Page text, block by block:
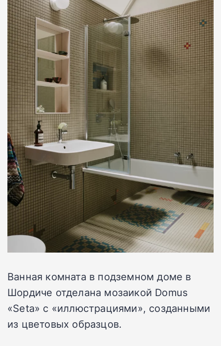
Ванная комната в подземном доме в
Шордиче отделана мозаикой Domus
«Seta» с «иллюстрациями», созданными
из цветовых образцов.